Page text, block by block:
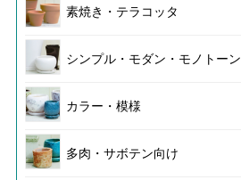
素焼き・テラコッタ
シンプル・モダン・モノトーン
カラー・模様
多肉・サボテン向け